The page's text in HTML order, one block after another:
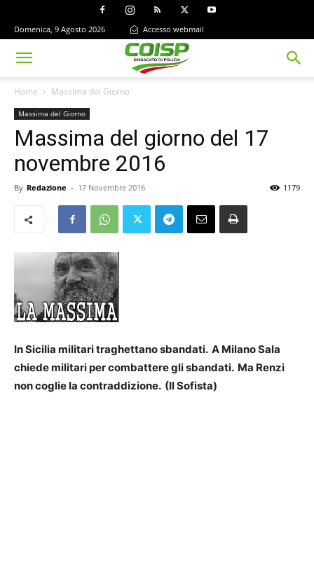
Domenica, 9 Agosto 2026 Accesso webmail
Home Massima del Giorno
Massima del Giorno
Massima del giorno del 17
novembre 2016
By Redazione - 17 Novembre 2016 1179
In Sicilia militari traghettano sbandati. A Milano Sala
chiede militari per combattere gli sbandati. Ma Renzi
non coglie la contraddizione. (Il Sofista)